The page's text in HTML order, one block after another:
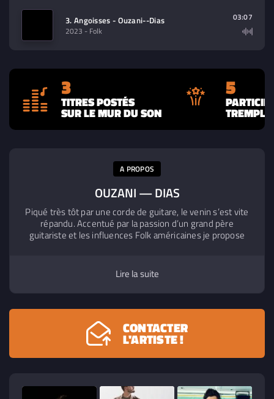
3. Angoisses - Ouzani--Dias
2023 - Folk
03:07
3
TITRES POSTÉS
SUR LE MUR DU SON
5
A PROPOS
OUZANI — DIAS
Piqué très tôt par une corde de guitare, le venin s’est vite
répandu. Accentué par la passion d’un grand père
guitariste et les influences Folk américaines je propose
je construit autour de ma guitare des chansons inspirées
de mes expériences et de la vie en général
Lire la suite
CONTACTER
L'ARTISTE !